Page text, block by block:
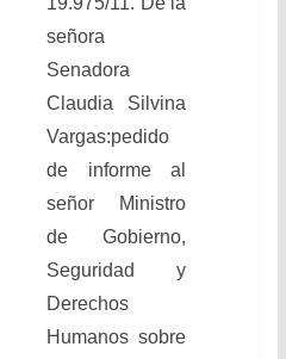
señora
Senadora
Claudia Silvina
Vargas:pedido
de informeal
señor Ministro
de Gobierno,
Seguridad y
Derechos
Humanos sobre